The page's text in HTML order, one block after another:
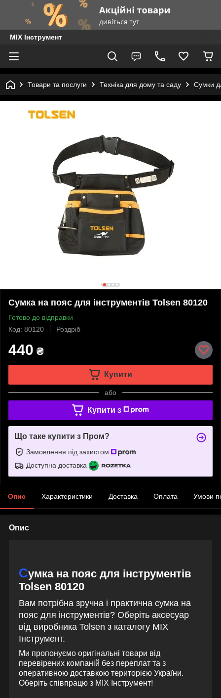
MIX Інструмент
Товари та послуги Техніка для дому та саду Сумки
Сумка на пояс для інструментів Tolsen 80120
Готово до відправки
Код: 80120
Роздріб
440 ₴
Купити
або
Купити з
Що таке купити з Пром?
Замовлення під захистом
Доступна доставка
Опис Характеристики Доставка Оплата Умови
Опис
Сумка на пояс для інструментів
Tolsen 80120
Вам потрібна зручна і практична сумка на
пояс для інструментів? Оберіть аксесуар
від виробника Tolsen з каталогу MIX
Інструмент.
Ми пропонуємо оригінальні товари від
перевірених компаній без переплат та з
оперативною доставкою територією України.
Оберіть співпрацю з MIX Інструмент!